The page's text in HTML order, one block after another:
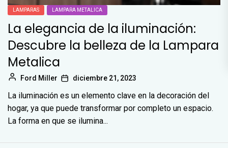
LAMPARAS LAMPARA METALICA
La elegancia de la iluminación:
Descubre la belleza de la Lampara
Metalica
Ford Miller diciembre 21, 2023
La iluminación es un elemento clave en la decoración del
hogar, ya que puede transformar por completo un espacio.
La forma en que se ilumina...